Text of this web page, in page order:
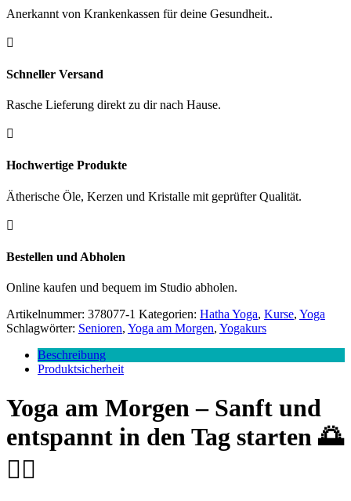
8/10/12
Menge
Anerkannt von Krankenkassen für deine Gesundheit..

Schneller Versand
Rasche Lieferung direkt zu dir nach Hause.

Hochwertige Produkte
Ätherische Öle, Kerzen und Kristalle mit geprüfter Qualität.

Bestellen und Abholen
Online kaufen und bequem im Studio abholen.
Artikelnummer: 378077-1 Kategorien: Hatha Yoga, Kurse, Yoga
Schlagwörter: Senioren, Yoga am Morgen, Yogakurs
Beschreibung
Produktsicherheit
Yoga am Morgen – Sanft und
entspannt in den Tag starten 🌅
🧘‍♂️